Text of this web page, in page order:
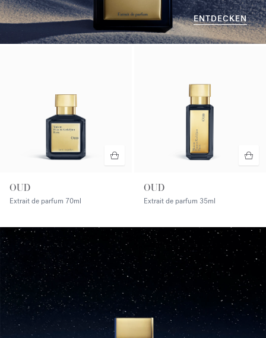
ENTDECKEN
OUD
Extrait de parfum 70ml
OUD
Extrait de parfum 35ml